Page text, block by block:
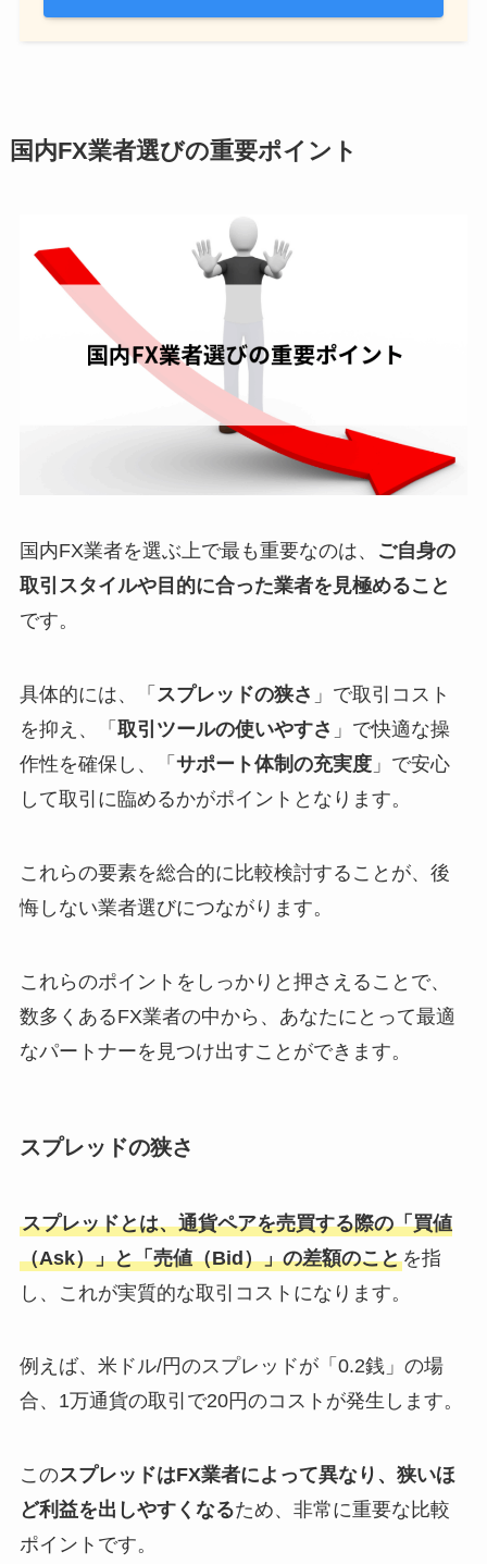
国内FX業者選びの重要ポイント
国内FX業者を選ぶ上で最も重要なのは、
ご自身の
取引スタイルや目的に合った業者を見極めること
です。
具体的には、「 スプレッドの狭さ 」で取引コスト
を抑え、「 取引ツールの使いやすさ 」で快適な操
作性を確保し、「 サポート体制の充実度」で安心
して取引に臨めるかがポイントとなります。
これらの要素を総合的に比較検討することが、後
悔しない業者選びにつながります。
これらのポイントをしっかりと押さえることで、
数多くあるFX業者の中から、あなたにとって最適
なパートナーを見つけ出すことができます。
スプレッドの狭さ
スプレッドとは、通貨ペアを売買する際の「買値
（Ask）」と「売値（Bid）」の差額のことを指
し、これが実質的な取引コストになります。
例えば、米ドル/円のスプレッドが「0.2銭」の場
合、1万通貨の取引で20円のコストが発生します。
このスプレッドはFX業者によって異なり、狭いほ
ど利益を出しやすくなるため、非常に重要な比較
ポイントです。